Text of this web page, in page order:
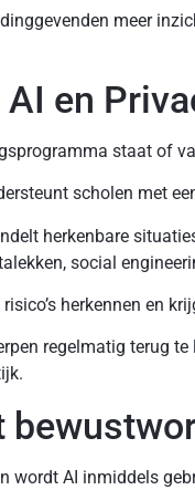
meer
en
staat of
scholen met
herkenbare
social
risico’s herkennen en
regelmatig terug
wordt AI inmiddels